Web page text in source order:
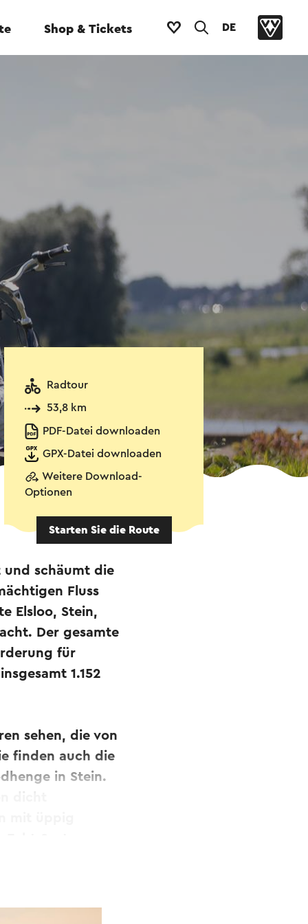
Shop & Tickets DE
Radtour
53,8 km
PDF-Datei downloaden
GPX-Datei downloaden
Weitere Download-
Optionen
Starten Sie die Route
und schäumt die
Fluss
Elsloo, Stein,
Der gesamte
für
1.152
sehen, die von
finden auch die
in Stein.